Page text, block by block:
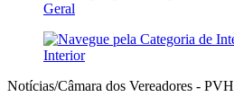
Geral
Interior
Notícias/Câmara dos Vereadores - PVH